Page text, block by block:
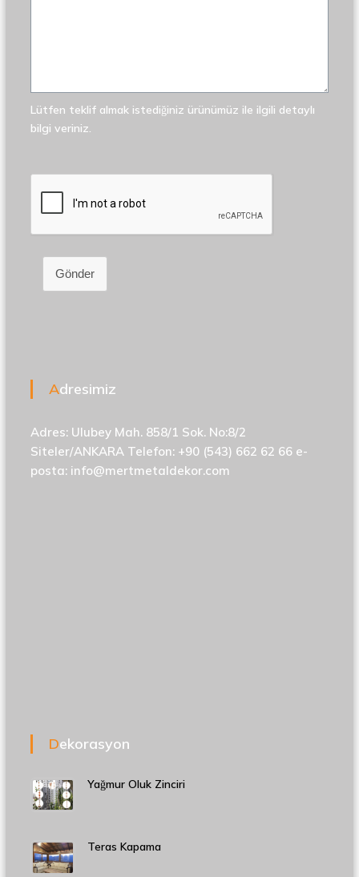
Lütfen teklif almak istediğiniz ürünümüz ile ilgili detaylı
bilgi veriniz.
Gönder
Adresimiz
Adres: Ulubey Mah. 858/1 Sok. No:8/2
Siteler/ANKARA Telefon: +90 (543) 662 62 66 e-
posta: info@mertmetaldekor.com
Dekorasyon
Yağmur Oluk Zinciri
Teras Kapama